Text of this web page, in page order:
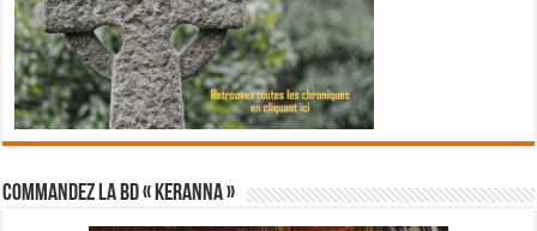
Commandez la BD « Keranna »